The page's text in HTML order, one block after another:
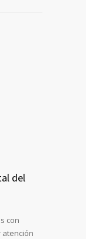
del
con